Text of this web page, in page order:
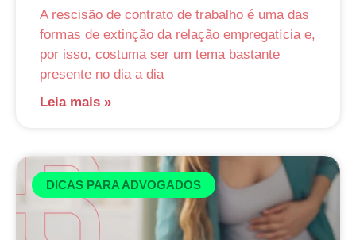
A rescisão de contrato de trabalho é uma das
formas de extinção da relação empregatícia e,
por isso, costuma ser um tema bastante
presente no dia a dia
Leia mais »
DICAS PARA ADVOGADOS